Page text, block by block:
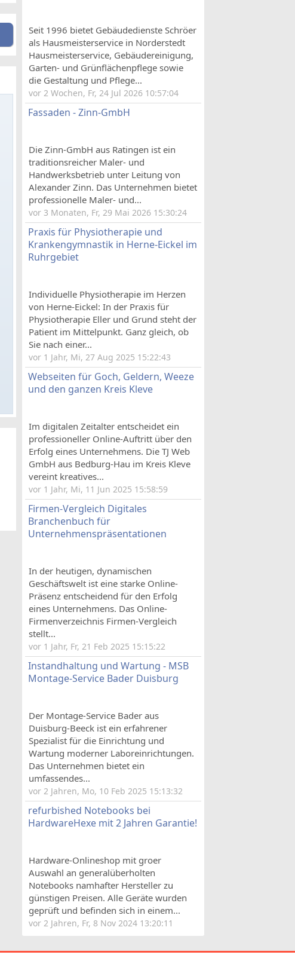
Seit 1996 bietet Gebäudedienste Schröer
als Hausmeisterservice in Norderstedt
Hausmeisterservice, Gebäudereinigung,
Garten- und Grünflächenpflege sowie
die Gestaltung und Pflege...
vor 2 Wochen, Fr, 24 Jul 2026 10:57:04
Fassaden - Zinn-GmbH
Die Zinn-GmbH aus Ratingen ist ein
traditionsreicher Maler- und
Handwerksbetrieb unter Leitung von
Alexander Zinn. Das Unternehmen bietet
professionelle Maler- und...
vor 3 Monaten, Fr, 29 Mai 2026 15:30:24
Praxis für Physiotherapie und
Krankengymnastik in Herne-Eickel im
Ruhrgebiet
Individuelle Physiotherapie im Herzen
von Herne-Eickel: In der Praxis für
Physiotherapie Eller und Grund steht der
Patient im Mittelpunkt. Ganz gleich, ob
Sie nach einer...
vor 1 Jahr, Mi, 27 Aug 2025 15:22:43
Webseiten für Goch, Geldern, Weeze
und den ganzen Kreis Kleve
Im digitalen Zeitalter entscheidet ein
professioneller Online-Auftritt über den
Erfolg eines Unternehmens. Die TJ Web
GmbH aus Bedburg-Hau im Kreis Kleve
vereint kreatives...
vor 1 Jahr, Mi, 11 Jun 2025 15:58:59
Firmen-Vergleich Digitales
Branchenbuch für
Unternehmenspräsentationen
In der heutigen, dynamischen
Geschäftswelt ist eine starke Online-
Präsenz entscheidend für den Erfolg
eines Unternehmens. Das Online-
Firmenverzeichnis Firmen-Vergleich
stellt...
vor 1 Jahr, Fr, 21 Feb 2025 15:15:22
Instandhaltung und Wartung - MSB
Montage-Service Bader Duisburg
Der Montage-Service Bader aus
Duisburg-Beeck ist ein erfahrener
Spezialist für die Einrichtung und
Wartung moderner Laboreinrichtungen.
Das Unternehmen bietet ein
umfassendes...
vor 2 Jahren, Mo, 10 Feb 2025 15:13:32
refurbished Notebooks bei
HardwareHexe mit 2 Jahren Garantie!
Hardware-Onlineshop mit groer
Auswahl an generalüberholten
Notebooks namhafter Hersteller zu
günstigen Preisen. Alle Geräte wurden
geprüft und befinden sich in einem...
vor 2 Jahren, Fr, 8 Nov 2024 13:20:11